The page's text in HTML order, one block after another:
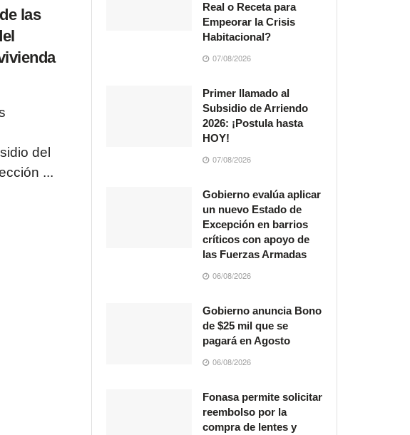
las
del
...
Real o Receta para
Empeorar la Crisis
Habitacional?
07/08/2026
Primer llamado al
Subsidio de Arriendo
2026: ¡Postula hasta
HOY!
07/08/2026
Gobierno evalúa aplicar
un nuevo Estado de
Excepción en barrios
críticos con apoyo de
las Fuerzas Armadas
06/08/2026
Gobierno anuncia Bono
de $25 mil que se
pagará en Agosto
06/08/2026
Fonasa permite solicitar
reembolso por la
compra de lentes y